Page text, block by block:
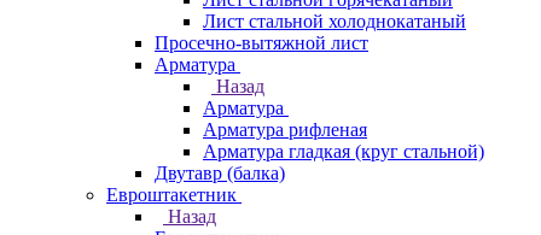
Лист стальной холоднокатаный
Просечно-вытяжной лист
Арматура
Назад
Арматура
Арматура рифленая
Арматура гладкая (круг стальной)
Двутавр (балка)
Евроштакетник
Назад